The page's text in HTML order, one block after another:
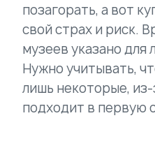
позагорать, а вот
свой страх и риск.
музеев указано для
Нужно учитывать,
лишь некоторые,
подходит в первую